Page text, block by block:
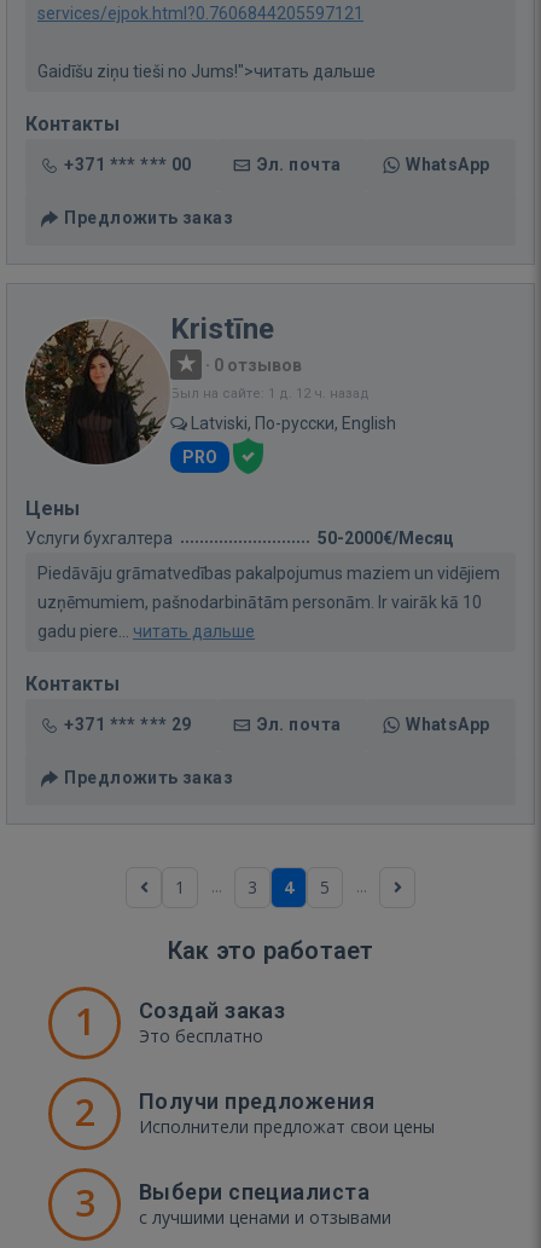
services/ejpok.html?0.7606844205597121
Gaidīšu ziņu tieši no Jums!">читать дальше
Контакты
+371 *** *** 00 Эл. почта WhatsApp
Предложить заказ
Kristīne
· 0 отзывов
Был на сайте: 1 д. 12 ч. назад
Latviski, По-русски, English
PRO
Цены
Услуги бухгалтера
50-2000€/Месяц
Piedāvāju grāmatvedības pakalpojumus maziem un vidējiem
uzņēmumiem, pašnodarbinātām personām. Ir vairāk kā 10
gadu piere... читать дальше
Контакты
+371 *** *** 29 Эл. почта WhatsApp
Предложить заказ
1 ... 3 4 5 ...
Как это работает
1 Создай заказ
Это бесплатно
2 Получи предложения
Исполнители предложат свои цены
3 Выбери специалиста
с лучшими ценами и отзывами